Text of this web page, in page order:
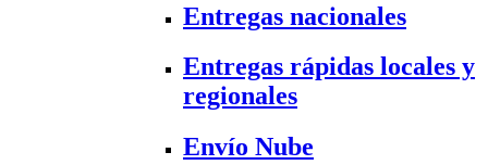
Entregas nacionales
Entregas rápidas locales y
regionales
Envío Nube